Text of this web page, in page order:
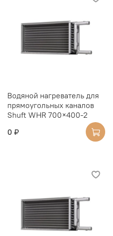
Водяной нагреватель для
прямоугольных каналов
Shuft WHR 700×400-2
0 ₽